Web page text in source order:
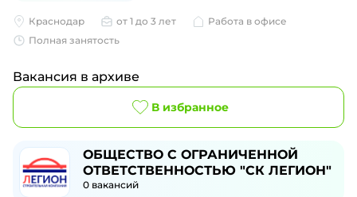
Краснодар от 1 до 3 лет
Работа в офисе
Полная занятость
Вакансия в архиве
В избранное
ОБЩЕСТВО С ОГРАНИЧЕННОЙ
ОТВЕТСТВЕННОСТЬЮ "СК ЛЕГИОН"
0 вакансий